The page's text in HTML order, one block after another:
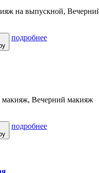
на выпускной,
подробнее
Вечерний макияж
подробнее